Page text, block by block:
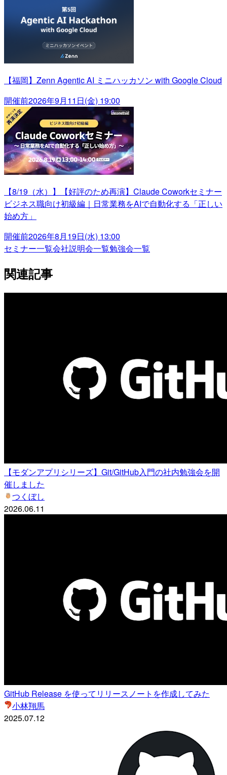
【福岡】Zenn Agentic AI ミニハッカソン with Google Cloud
開催前2026年9月11日(金) 19:00
【8/19（水）】【好評のため再演】Claude Coworkセミナー
ビジネス職向け初級編｜日常業務をAIで自動化する「正しい
始め方」
開催前2026年8月19日(水) 13:00
セミナー一覧会社説明会一覧勉強会一覧
関連記事
【モダンアプリシリーズ】Git/GitHub入門の社内勉強会を開
催しました
つくぼし
2026.06.11
GitHub Release を使ってリリースノートを作成してみた
小林翔馬
2025.07.12